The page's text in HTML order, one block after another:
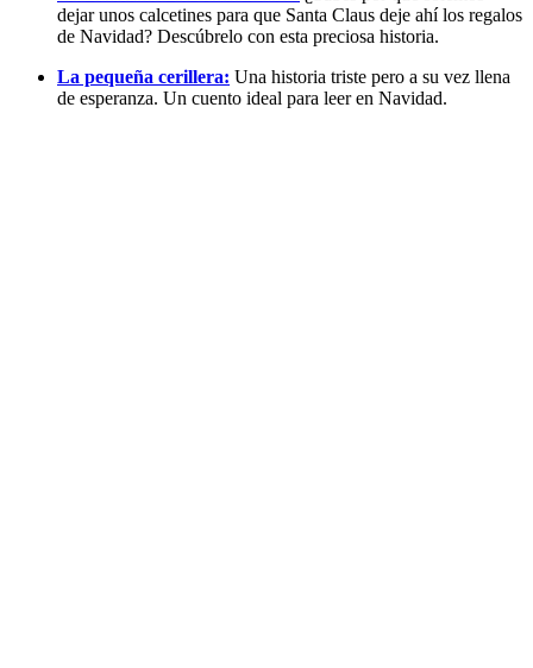
dejar unos calcetines para que Santa Claus deje ahí los regalos
de Navidad? Descúbrelo con esta preciosa historia.
La pequeña cerillera: Una historia triste pero a su vez llena
de esperanza. Un cuento ideal para leer en Navidad.